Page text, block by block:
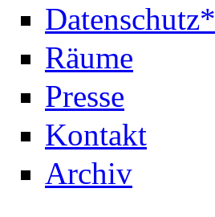
Datenschutz*
Räume
Presse
Kontakt
Archiv